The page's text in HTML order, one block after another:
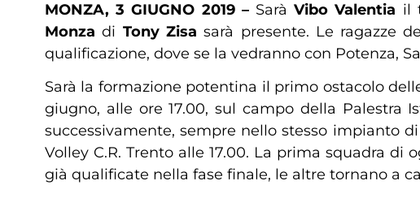
MONZA, 3 GIUGNO 2019 – SaràVibo Valentia il
Monzadi Tony Zisasarà presente. Le ragazze
qualificazione, dove se la vedranno con Potenza,
Sarà la formazione potentina il primo ostacolo
giugno, alle ore 17.00, sul campo della Palestra
successivamente, sempre nello stesso impianto
Volley C.R. Trento alle 17.00. La prima squadra
già qualificate nella fase finale, le altre tornano a